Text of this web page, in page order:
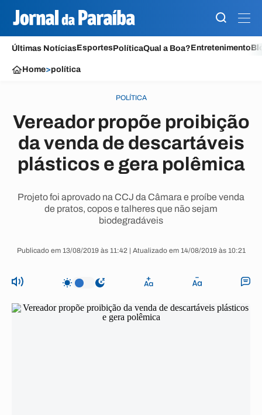
Últimas NotíciasEsportesPolíticaQual a Boa?Entretenimento
Home>política
POLÍTICA
Vereador propõe proibição
da venda de descartáveis
plásticos e gera polêmica
Projeto foi aprovado na CCJ da Câmara e proíbe venda
de pratos, copos e talheres que não sejam
biodegradáveis
Publicado em 13/08/2019 às 11:42 | Atualizado em 14/08/2019 às 10:21